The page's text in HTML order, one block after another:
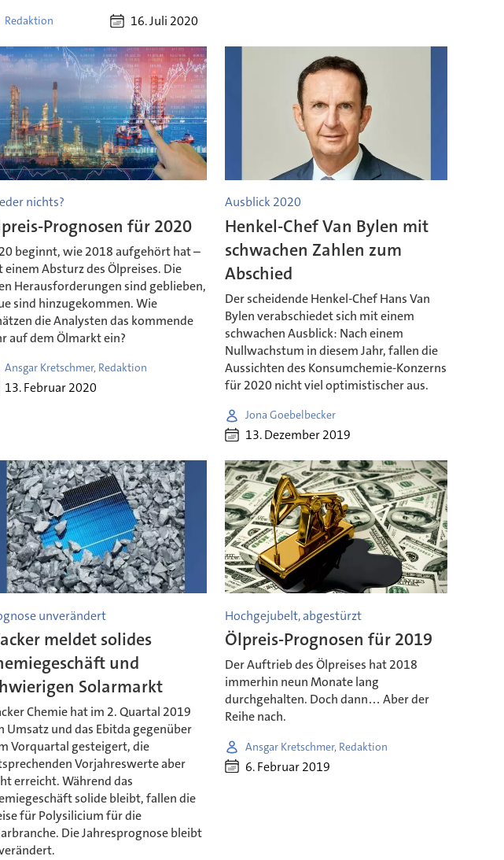
Redaktion 16. Juli 2020
nichts?
Prognosen für 2020
beginnt, wie 2018 aufgehört hat –
einem Absturz des Ölpreises. Die
Herausforderungen sind geblieben,
sind hinzugekommen. Wie
die Analysten das kommende
auf dem Ölmarkt ein?
Ansgar Kretschmer, Redaktion
13. Februar 2020
Ausblick 2020
Henkel-Chef Van Bylen mit
schwachen Zahlen zum
Abschied
Der scheidende Henkel-Chef Hans Van
Bylen verabschiedet sich mit einem
schwachen Ausblick: Nach einem
Nullwachstum in diesem Jahr, fallen die
Aussichten des Konsumchemie-Konzerns
für 2020 nicht viel optimistischer aus.
Jona Goebelbecker
13. Dezember 2019
unverändert
meldet solides
und
Solarmarkt
Chemie hat im 2. Quartal 2019
Umsatz und das Ebitda gegenüber
Vorquartal gesteigert, die
Vorjahreswerte aber
erreicht. Während das
solide bleibt, fallen die
für Polysilicium für die
Die Jahresprognose bleibt
Hochgejubelt, abgestürzt
Ölpreis-Prognosen für 2019
Der Auftrieb des Ölpreises hat 2018
immerhin neun Monate lang
durchgehalten. Doch dann… Aber der
Reihe nach.
Ansgar Kretschmer, Redaktion
6. Februar 2019